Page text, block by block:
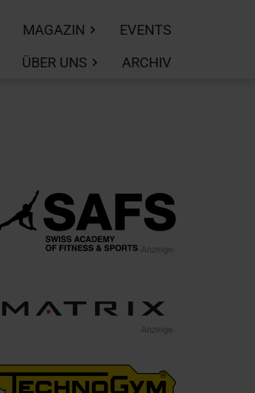
MAGAZIN
EVENTS
ÜBER UNS ARCHIV
-Anzeige-
-Anzeige-